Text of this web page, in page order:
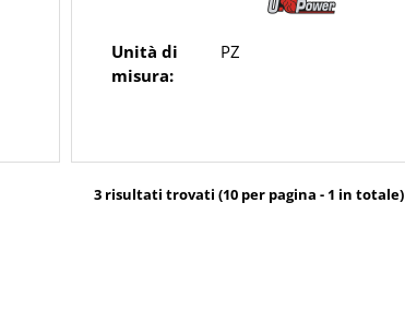
Unità di
misura:
PZ
3 risultati trovati (10 per pagina - 1 in totale)